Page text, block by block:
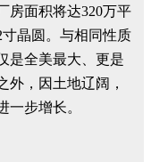
房面积将达320万平
晶圆。与相同性质
是全美最大、更是
外，因土地辽阔，
一步增长。